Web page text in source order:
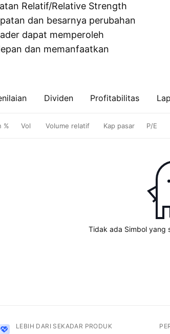
Relatif/Relative Strength
dan besarnya perubahan
dapat memperoleh
dan memanfaatkan
Dividen Profitabilitas
% Vol Volume relatif Kap pasar P/E
Tidak ada Simbol yang
LEBIH DARI SEKADAR PRODUK